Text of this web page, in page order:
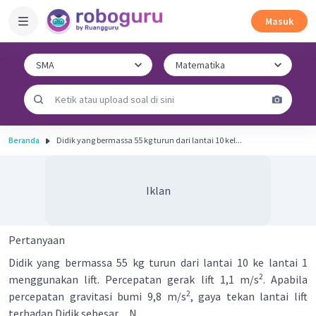
Masuk
Beranda Didik yang bermassa 55 kg turun dari lantai 10 kel...
Iklan
Pertanyaan
Didik yang bermassa 55 kg turun dari lantai 10 ke lantai 1
menggunakan lift. Percepatan gerak lift 1,1 m/s2. Apabila
percepatan gravitasi bumi 9,8 m/s2, gaya tekan lantai lift
terhadap Didik sebesar ... N.